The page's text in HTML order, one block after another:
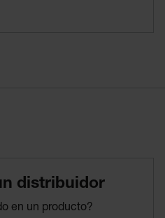
distribuidor
en un producto?